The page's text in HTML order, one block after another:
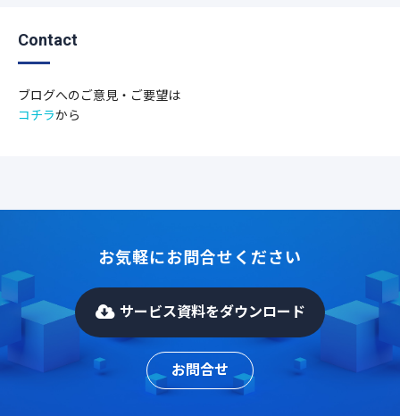
Contact
ブログへのご意見・ご要望は
コチラから
お気軽にお問合せください
サービス資料をダウンロード
お問合せ